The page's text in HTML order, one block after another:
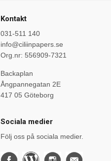
Kontakt
031-511 140
info@ciliinpapers.se
Org.nr: 556909-7321
Backaplan
Ångpannegatan 2E
417 05 Göteborg
Sociala medier
Följ oss på sociala medier.